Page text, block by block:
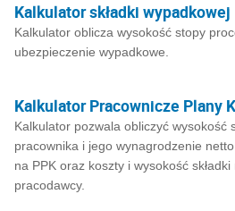
Kalkulator składki wypadkowej
Kalkulator oblicza wysokość stopy
ubezpieczenie wypadkowe.
Kalkulator Pracownicze Plany
Kalkulator pozwala obliczyć wysokość
pracownika i jego wynagrodzenie
na PPK oraz koszty i wysokość
pracodawcy.